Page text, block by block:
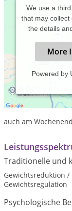
We use a
that may collect
the details
More
Powered by
Praxiszeiten:
Termine nach
auch am
Traditionelle und
Gewichtsreduktion /
Gewichtsregulation
Psychologische